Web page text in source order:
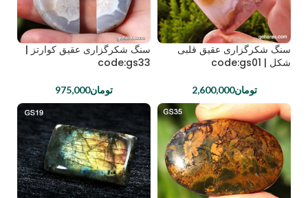
سنگ شکرگزاری عقیق قلبی
شکل | code:gs01
تومان2,600,000
سنگ شکرگزاری عقیق کوارتز |
code:gs33
تومان975,000